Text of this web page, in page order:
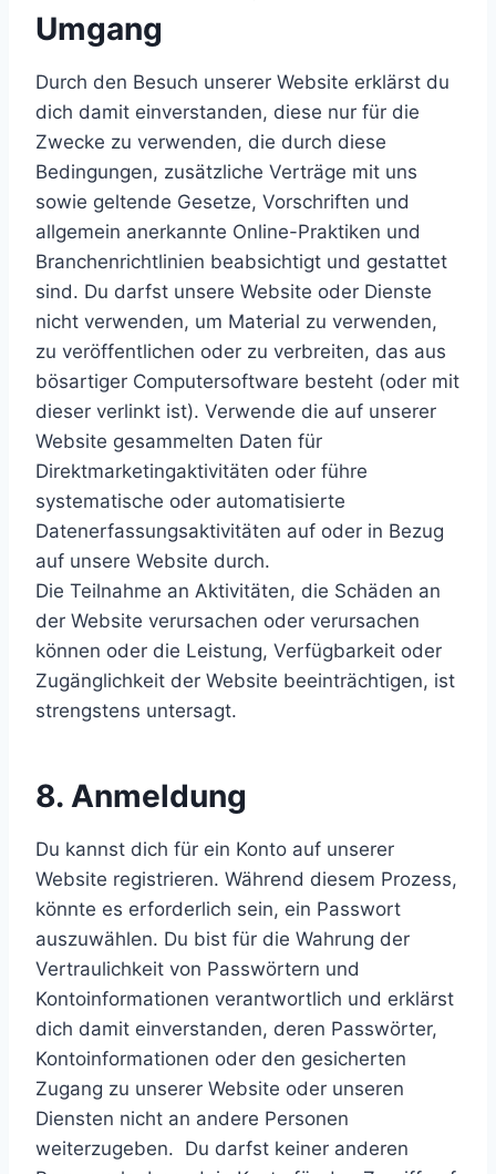
Umgang
Durch den Besuch unserer Website erklärst du
dich damit einverstanden, diese nur für die
Zwecke zu verwenden, die durch diese
Bedingungen, zusätzliche Verträge mit uns
sowie geltende Gesetze, Vorschriften und
allgemein anerkannte Online-Praktiken und
Branchenrichtlinien beabsichtigt und gestattet
sind. Du darfst unsere Website oder Dienste
nicht verwenden, um Material zu verwenden,
zu veröffentlichen oder zu verbreiten, das aus
bösartiger Computersoftware besteht (oder mit
dieser verlinkt ist). Verwende die auf unserer
Website gesammelten Daten für
Direktmarketingaktivitäten oder führe
systematische oder automatisierte
Datenerfassungsaktivitäten auf oder in Bezug
auf unsere Website durch.
Die Teilnahme an Aktivitäten, die Schäden an
der Website verursachen oder verursachen
können oder die Leistung, Verfügbarkeit oder
Zugänglichkeit der Website beeinträchtigen, ist
strengstens untersagt.
8. Anmeldung
Du kannst dich für ein Konto auf unserer
Website registrieren. Während diesem Prozess,
könnte es erforderlich sein, ein Passwort
auszuwählen. Du bist für die Wahrung der
Vertraulichkeit von Passwörtern und
Kontoinformationen verantwortlich und erklärst
dich damit einverstanden, deren Passwörter,
Kontoinformationen oder den gesicherten
Zugang zu unserer Website oder unseren
Diensten nicht an andere Personen
weiterzugeben. Du darfst keiner anderen